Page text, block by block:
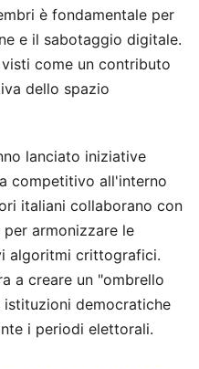
è fondamentale per
e il sabotaggio digitale.
come un contributo
dello spazio
lanciato iniziative
competitivo all'interno
italiani collaborano con
per armonizzare le
algoritmi crittografici.
a creare un "ombrello
democratiche
i periodi elettorali.